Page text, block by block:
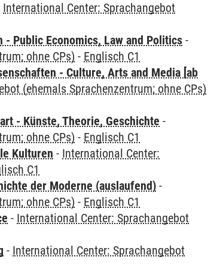
International Center: Sprachangebot
- Public Economics, Law and Politics -
ohne CPs) - Englisch C1
- Culture, Arts and Media [ab
(ehemals Sprachenzentrum; ohne CPs)
- Künste, Theorie, Geschichte -
ohne CPs) - Englisch C1
Kulturen - International Center:
C1
der Moderne (auslaufend) -
ohne CPs) - Englisch C1
- International Center: Sprachangebot
- International Center: Sprachangebot